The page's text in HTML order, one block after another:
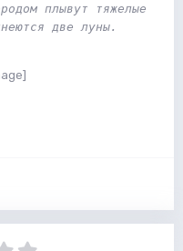
плывут тяжелые
две луны.